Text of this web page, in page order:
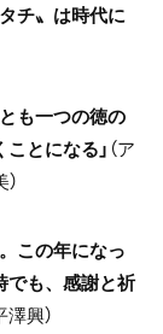
チ〟は時代に
も一つの徳の
とになる」 （ア
この年になっ
でも、感謝と祈
興）